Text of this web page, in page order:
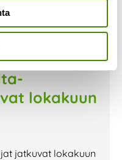
lokakuun
jatkuvat lokakuun